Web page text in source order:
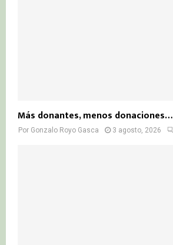
Más donantes, menos donaciones…
Por Gonzalo Royo Gasca 3 agosto, 2026